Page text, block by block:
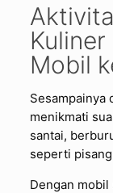
Mobil
Sesampainya
menikmati
santai,
seperti
Dengan